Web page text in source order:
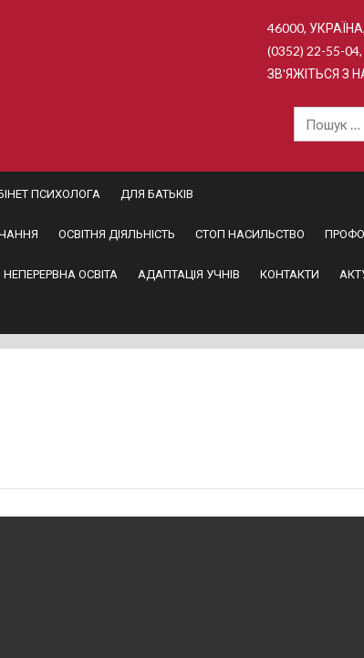
46000,
(0352) 22-55-
ЗВ'ЯЖІТЬСЯ З
ПСИХОЛОГА ДЛЯ БАТЬКІВ
ОСВІТНЯ ДІЯЛЬНІСТЬ СТОП НАСИЛЬСТВО
НЕПЕРЕРВНА ОСВІТА АДАПТАЦІЯ УЧНІВ КОНТАКТИ